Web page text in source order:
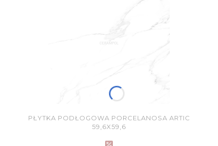
PŁYTKA PODŁOGOWA PORCELANOSA ARTIC
59,6X59,6